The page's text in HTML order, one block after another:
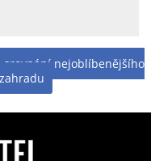
srovnání nejoblíbenějšího